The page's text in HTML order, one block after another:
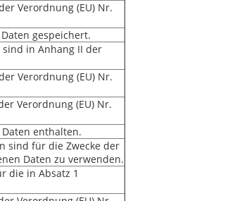
Verordnung (EU) Nr.
gespeichert.
sind in Anhang II der
Verordnung (EU) Nr.
Verordnung (EU) Nr.
enthalten.
sind für die Zwecke der
Daten zu verwenden.
die in Absatz 1